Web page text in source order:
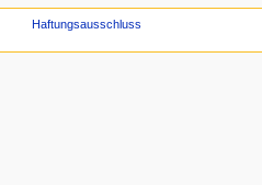
Haftungsausschluss